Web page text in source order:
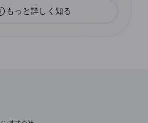
もっと詳しく知る